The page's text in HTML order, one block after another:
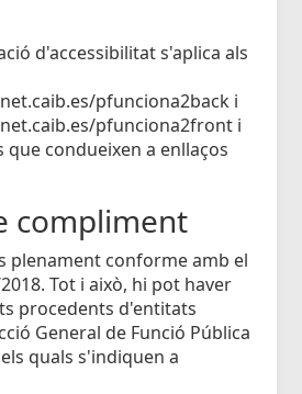
d'accessibilitat s'aplica als
pfunciona2back i
pfunciona2front i
que condueixen a enllaços
compliment
plenament conforme amb el
Tot i això, hi pot haver
procedents d'entitats
General de Funció Pública
quals s'indiquen a